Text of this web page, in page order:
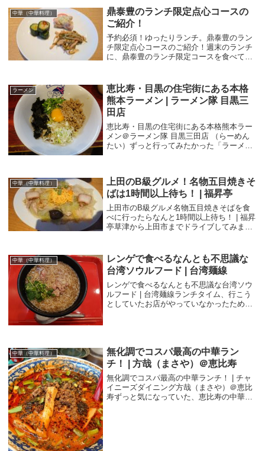
理...
中華（中華料理）
鼎泰豊のランチ限定点心コースの
ご紹介！
予約必須！ゆったりランチ。鼎泰豊のラン
チ限定点心コースのご紹介！週末のランチ
に、鼎泰豊のランチ限定コースを食べてき
がよいお店です。人数が多かったので予約
してい...
ラーメン
恵比寿・目黒の住宅街にある本格
熊本ラーメン | ラーメン隊 目黒三
田店
恵比寿・目黒の住宅街にある本格熊本ラー
メン＠ラーメン隊 目黒三田店 （らーめん
たい）ずっと行ってみたかった「ラーメン
は18:3...
中華（中華料理）
上田のB級グルメ！名物五目焼きそ
ばは1時間以上待ち！ | 福昇亭
上田市のB級グルメ名物五目焼きそばを食
べに行ったらなんと1時間以上待ち！ | 福昇
亭草津から上田市までドライブしてみまし
いうことになり調べてみると、上田ではB
級グルメ...
中華（中華料理）
レンゲで食べるなんとも不思議な
台湾ソウルフード | 台湾麺線
レンゲで食べるなんとも不思議な台湾ソウ
ルフード | 台湾麺線ランチタイム、行こう
としていたお店がやっていなかったため急
中華（中華料理）
無化調でコスパ最高の中華ラン
チ！ | 方哉（まさや）＠恵比寿
無化調でコスパ最高の中華ランチ！ | チャ
イニーズダイニング方哉（まさや）＠恵比
寿ずっと気になっていた、恵比寿の中華料